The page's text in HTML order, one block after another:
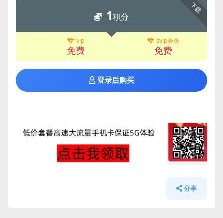
下载
1积分
vip
免费
svip会员
免费
登录后购买
分享